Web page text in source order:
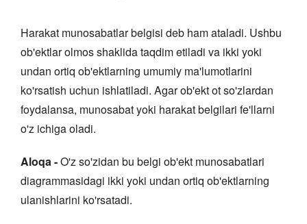
Harakat munosabatlar belgisi deb ham ataladi. Ushbu
ob'ektlar olmos shaklida taqdim etiladi va ikki yoki
undan ortiq ob'ektlarning umumiy ma'lumotlarini
ko'rsatish uchun ishlatiladi. Agar ob'ekt ot so'zlardan
foydalansa, munosabat yoki harakat belgilari fe'llarni
o'z ichiga oladi.
Aloqa -O'z so'zidan bu belgi ob'ekt munosabatlari
diagrammasidagi ikki yoki undan ortiq ob'ektlarning
ulanishlarini ko'rsatadi.